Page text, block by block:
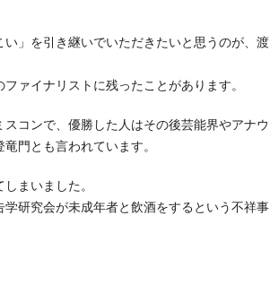
」を引き継いでいただきたいと思うのが、渡
ァイナリストに残ったことがあります。
コンで、優勝した人はその後芸能界やアナウ
門とも言われています。
まいました。
研究会が未成年者と飲酒をするという不祥事